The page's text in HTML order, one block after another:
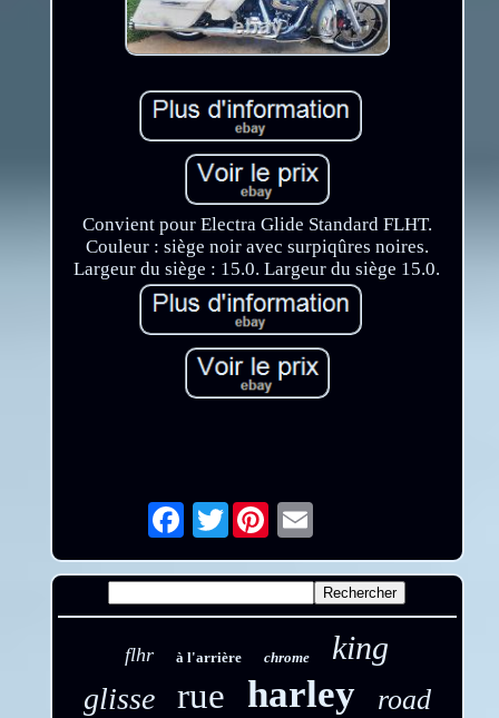
Convient pour Electra Glide Standard FLHT.
Couleur : siège noir avec surpiqûres noires.
Largeur du siège : 15.0. Largeur du siège 15.0.
Twitter Email
flhr à l'arrière chrome king
glisse rue harley road